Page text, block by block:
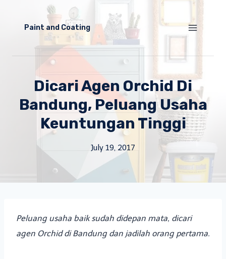
Paint and Coating
Dicari Agen Orchid Di
Bandung, Peluang Usaha
Keuntungan Tinggi
July 19, 2017
Peluang usaha baik sudah didepan mata, dicari
agen Orchid di Bandung dan jadilah orang pertama.